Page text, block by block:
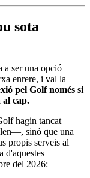
sota
a ser una opció
enrere, i val la
pel Golf només si
cap.
hagin tancat —
sinó que una
propis serveis al
d'aquestes
del 2026: